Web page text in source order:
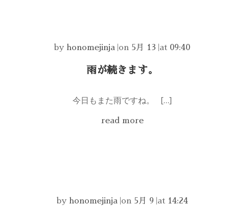
by honomejinja on 5月 13 at 09:40
雨が続きます。
今日もまた雨ですね。 […]
read more
by honomejinja on 5月 9 at 14:24